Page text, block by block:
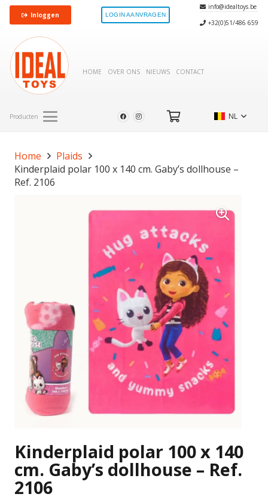
Inloggen LOGIN AANVRAGEN
info@idealtoys.be
+32(0)51/486 659
HOME OVER ONS NIEUWS CONTACT
Producten NL
Home
Plaids
Kinderplaid polar 100 x 140 cm. Gaby’s dollhouse –
Ref. 2106
Kinderplaid polar 100 x 140
cm. Gaby’s dollhouse – Ref.
2106